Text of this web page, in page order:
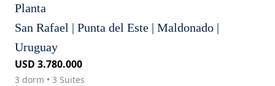
Planta
San Rafael | Punta del Este | Maldonado |
Uruguay
USD 3.780.000
3 dorm • 3 Suites